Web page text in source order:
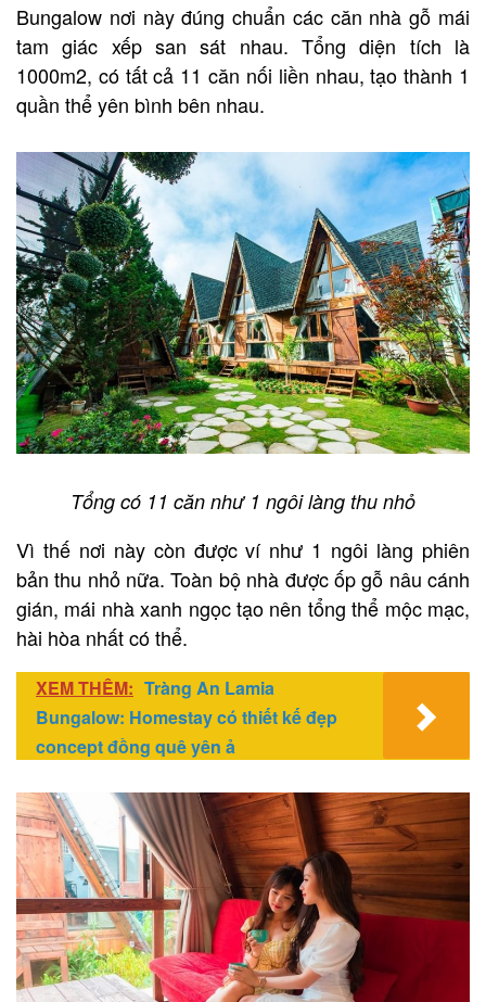
Bungalow nơi này đúng chuẩn các căn nhà gỗ mái
tam giác xếp san sát nhau. Tổng diện tích là
1000m2, có tất cả 11 căn nối liền nhau, tạo thành 1
quần thể yên bình bên nhau.
Tổng có 11 căn như 1 ngôi làng thu nhỏ
Vì thế nơi này còn được ví như 1 ngôi làng phiên
bản thu nhỏ nữa. Toàn bộ nhà được ốp gỗ nâu cánh
gián, mái nhà xanh ngọc tạo nên tổng thể mộc mạc,
hài hòa nhất có thể.
XEM THÊM: Tràng An Lamia
Bungalow: Homestay có thiết kế đẹp
concept đồng quê yên ả